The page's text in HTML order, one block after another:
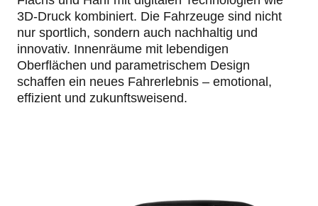
3D-Druck kombiniert. Die Fahrzeuge sind nicht
nur sportlich, sondern auch nachhaltig und
innovativ. Innenräume mit lebendigen
Oberflächen und parametrischem Design
schaffen ein neues Fahrerlebnis – emotional,
effizient und zukunftsweisend.